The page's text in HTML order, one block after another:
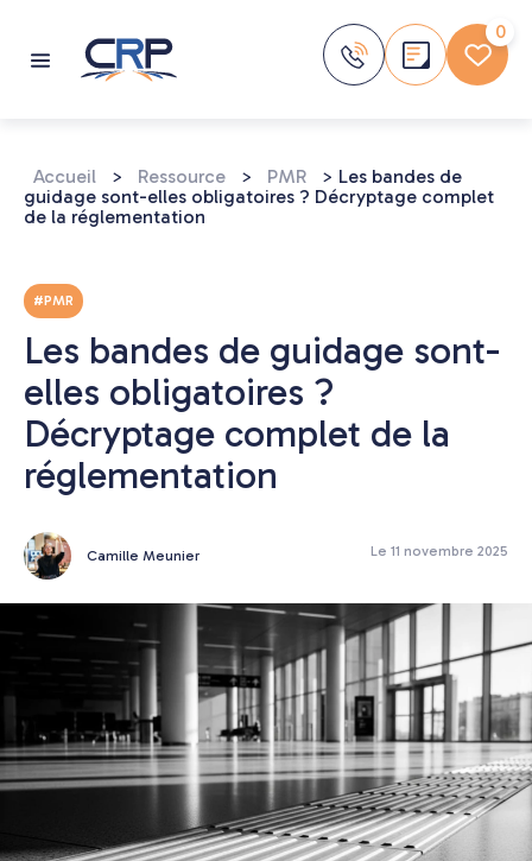
contenu
0
Accueil > Ressource > PMR > Les bandes de
guidage sont-elles obligatoires ? Décryptage complet
de la réglementation
#PMR
Les bandes de guidage sont-
elles obligatoires ?
Décryptage complet de la
réglementation
Camille Meunier Le 11 novembre 2025